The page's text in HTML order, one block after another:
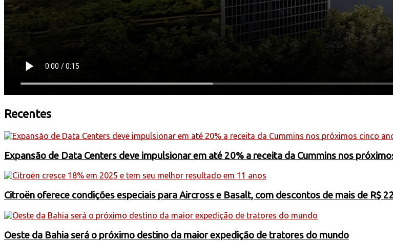
Recentes
Expansão de Data Centers deve impulsionar em até 20% a receita da Cummins nos
Citroën oferece condições especiais para Aircross e Basalt, com descontos de mais de R$
Oeste da Bahia será o próximo destino da maior expedição de tratores do mundo